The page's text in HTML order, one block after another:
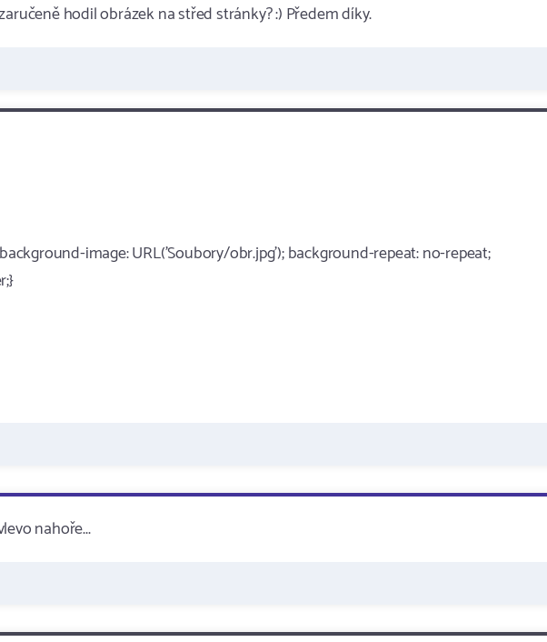
hodil obrázek na střed stránky? :) Předem díky.
image: URL('Soubory/obr.jpg'); background-repeat: no-repeat;
nahoře...